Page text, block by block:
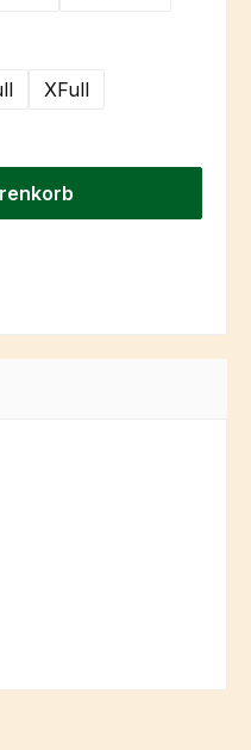
XFull
benutze die Schaltflächen